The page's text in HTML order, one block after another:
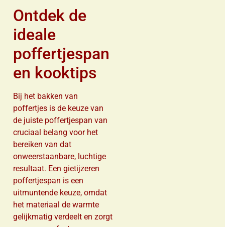
Ontdek de
ideale
poffertjespan
en kooktips
Bij het bakken van
poffertjes is de keuze van
de juiste poffertjespan van
cruciaal belang voor het
bereiken van dat
onweerstaanbare, luchtige
resultaat. Een gietijzeren
poffertjespan is een
uitmuntende keuze, omdat
het materiaal de warmte
gelijkmatig verdeelt en zorgt